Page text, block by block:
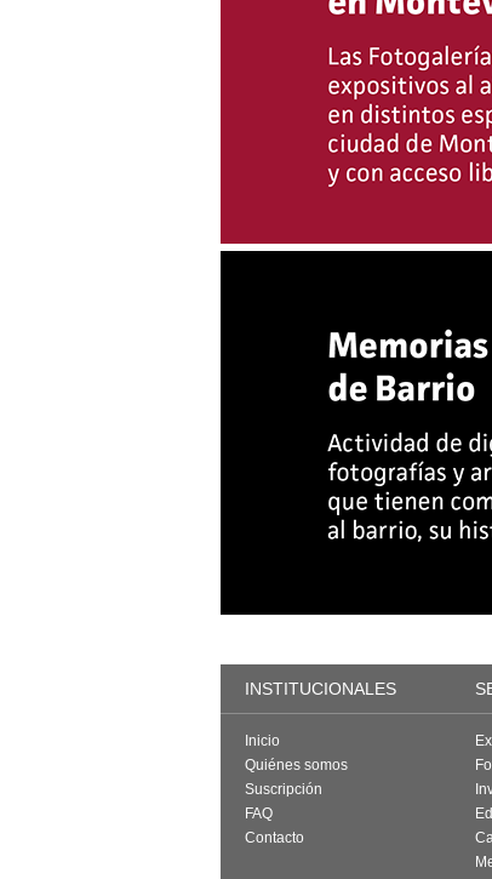
INSTITUCIONALES
Inicio
Quiénes somos
Suscripción
FAQ
Contacto